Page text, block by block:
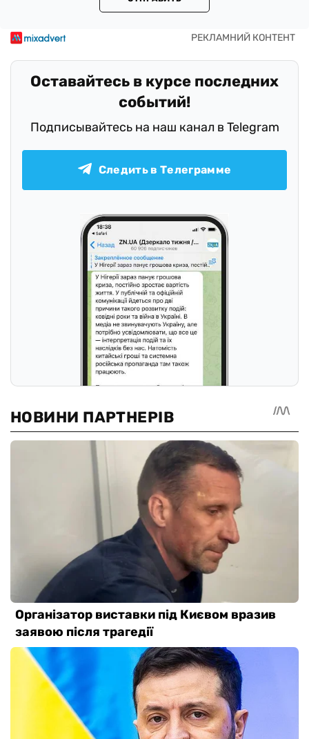
Оставайтесь в курсе последних
событий!
Подписывайтесь на наш канал в Telegram
Следить в Телеграмме